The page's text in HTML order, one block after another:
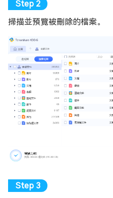
掃描並預覽被刪除的檔案。